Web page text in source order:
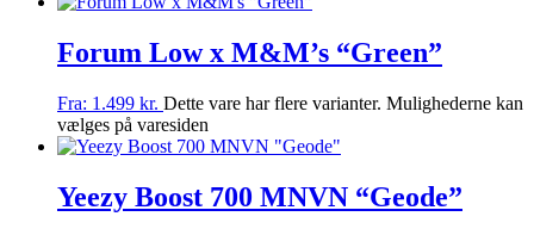
Forum Low x M&M’s “Green”
Fra: 1.499 kr. Dette vare har flere varianter. Mulighederne kan
vælges på varesiden
Yeezy Boost 700 MNVN “Geode”